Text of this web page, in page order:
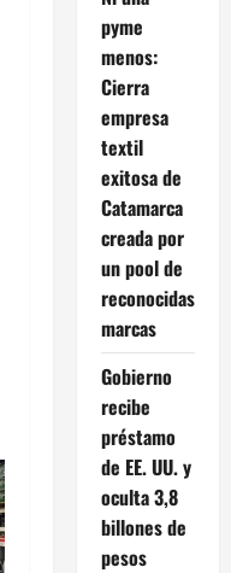
pyme
menos:
Cierra
empresa
textil
exitosa de
Catamarca
creada por
un pool de
reconocidas
marcas
Gobierno
recibe
préstamo
de EE. UU. y
oculta 3,8
billones de
pesos